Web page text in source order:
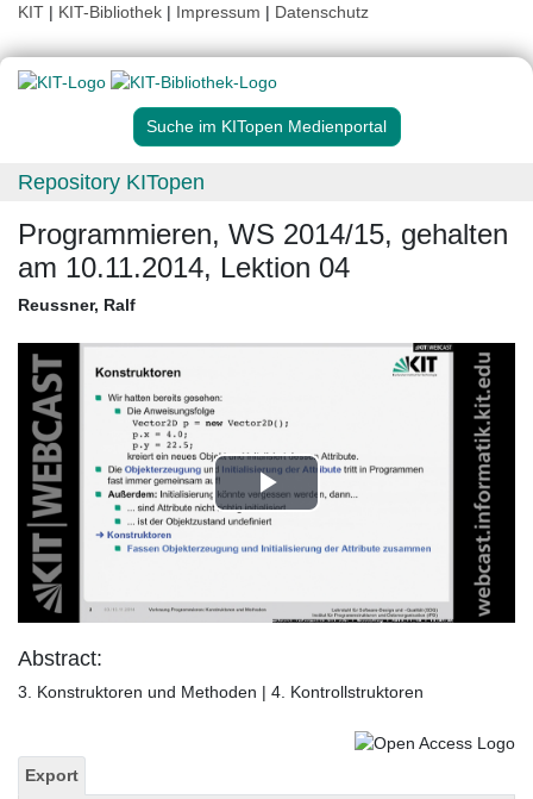
KIT | KIT-Bibliothek | Impressum | Datenschutz
Suche im KITopen Medienportal
Repository KITopen
Programmieren, WS 2014/15, gehalten
am 10.11.2014, Lektion 04
Reussner, Ralf
Play
Video
Abstract:
3. Konstruktoren und Methoden | 4. Kontrollstruktoren
Export